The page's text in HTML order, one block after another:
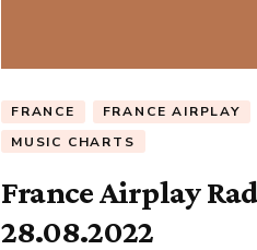
FRANCE
FRANCE AIRPLAY
MUSIC CHARTS
France Airplay
28.08.2022